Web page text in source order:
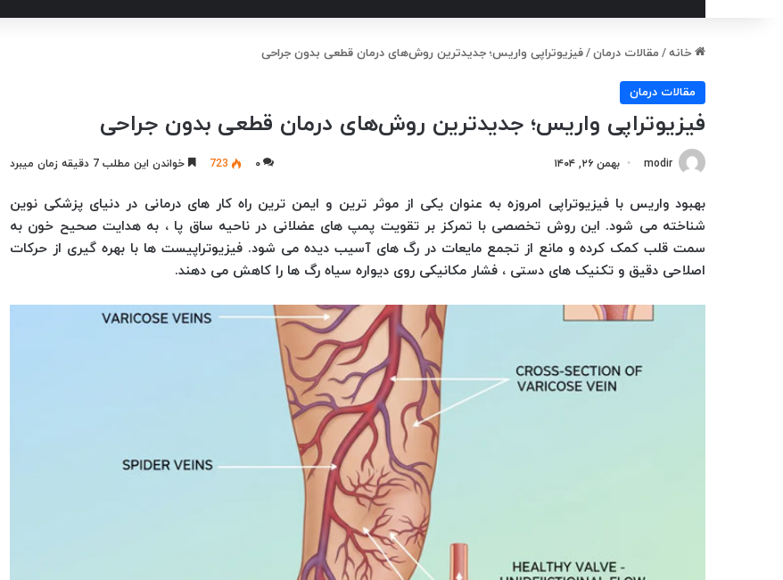
خانه/ مقالات درمان/فیزیوتراپی واریس؛ جدیدترین روش‌های درمان قطعی بدون جراحی
مقالات درمان
فیزیوتراپی واریس؛ جدیدترین روش‌های درمان قطعی بدون جراحی
modir بهمن ۲۶, ۱۴۰۴ ۰ 723 خواندن این مطلب 7 دقیقه زمان میبرد
بهبود واریس با فیزیوتراپی امروزه به عنوان یکی از موثر ترین و ایمن ترین راه کار های درمانی در دنیای پزشکی نوین
شناخته می شود. این روش تخصصی با تمرکز بر تقویت پمپ های عضلانی در ناحیه ساق پا ، به هدایت صحیح خون به
سمت قلب کمک کرده و مانع از تجمع مایعات در رگ های آسیب دیده می شود. فیزیوتراپیست ها با بهره گیری از حرکات
اصلاحی دقیق و تکنیک های دستی ، فشار مکانیکی روی دیواره سیاه رگ ها را کاهش می دهند.